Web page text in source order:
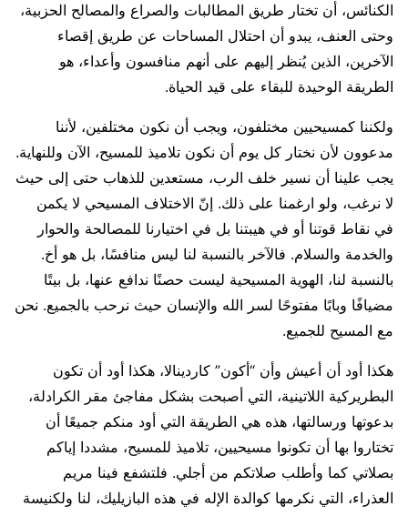
الكنائس، أن تختار طريق المطالبات والصراع والمصالح الحزبية،
وحتى العنف، يبدو أن احتلال المساحات عن طريق إقصاء
الآخرين، الذين يُنظر إليهم على أنهم منافسون وأعداء، هو
الطريقة الوحيدة للبقاء على قيد الحياة.
ولكننا كمسيحيين مختلفون، ويجب أن نكون مختلفين، لأننا
مدعوون لأن نختار كل يوم أن نكون تلاميذ للمسيح، الآن وللنهاية.
يجب علينا أن نسير خلف الرب، مستعدين للذهاب حتى إلى حيث
لا نرغب، ولو ارغمنا على ذلك. إنّ الاختلاف المسيحي لا يكمن
في نقاط قوتنا أو في هيبتنا بل في اختيارنا للمصالحة والحوار
والخدمة والسلام. فالآخر بالنسبة لنا ليس منافسًا، بل هو أخ.
بالنسبة لنا، الهوية المسيحية ليست حصنًا ندافع عنها، بل بيتًا
مضيافًا وبابًا مفتوحًا لسر الله والإنسان حيث نرحب بالجميع. نحن
مع المسيح للجميع.
هكذا أود أن أعيش وأن “أكون” كاردينالا، هكذا أود أن تكون
البطريركية اللاتينية، التي أصبحت بشكل مفاجئ مقر الكرادلة،
بدعوتها ورسالتها، هذه هي الطريقة التي أود منكم جميعًا أن
تختاروا بها أن تكونوا مسيحيين، تلاميذ للمسيح، مشددا إياكم
بصلاتي كما وأطلب صلاتكم من أجلي. فلتشفع فينا مريم
العذراء، التي نكرمها كوالدة الإله في هذه البازيليك، لنا ولكنيسة